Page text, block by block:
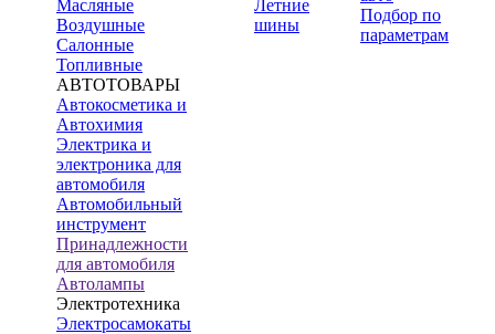
Масляные
Воздушные
Салонные
Топливные
АВТОТОВАРЫ
Автокосметика и
Автохимия
Электрика и
электроника для
автомобиля
Автомобильный
инструмент
Принадлежности
для автомобиля
Автолампы
Электротехника
Электросамокаты
Летние
шины
Подбор по
параметрам